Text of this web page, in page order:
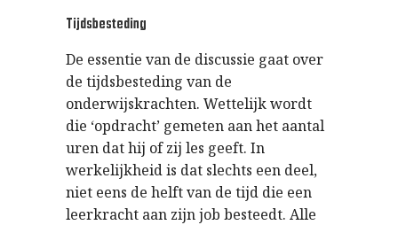
Tijdsbesteding
De essentie van de discussie gaat over
de tijdsbesteding van de
onderwijskrachten. Wettelijk wordt
die ‘opdracht’ gemeten aan het aantal
uren dat hij of zij les geeft. In
werkelijkheid is dat slechts een deel,
niet eens de helft van de tijd die een
leerkracht aan zijn job besteedt. Alle